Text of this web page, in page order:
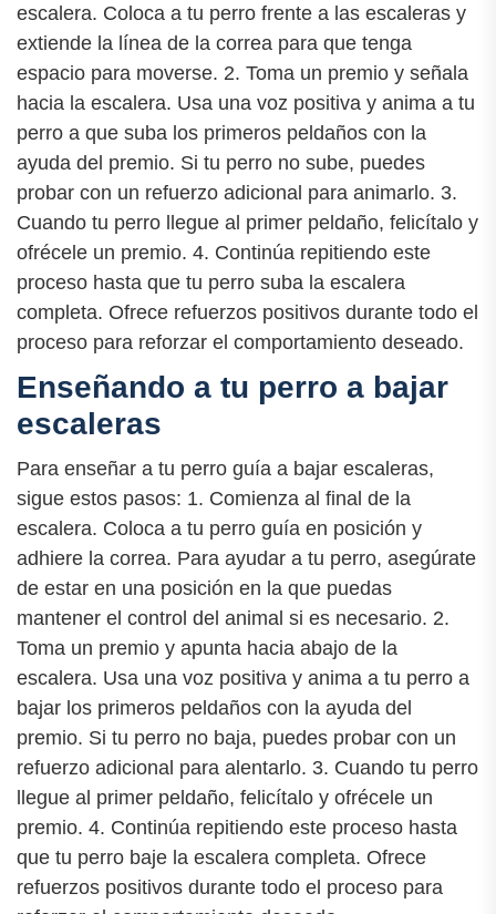
escalera. Coloca a tu perro frente a las escaleras y
extiende la línea de la correa para que tenga
espacio para moverse. 2. Toma un premio y señala
hacia la escalera. Usa una voz positiva y anima a tu
perro a que suba los primeros peldaños con la
ayuda del premio. Si tu perro no sube, puedes
probar con un refuerzo adicional para animarlo. 3.
Cuando tu perro llegue al primer peldaño, felicítalo y
ofrécele un premio. 4. Continúa repitiendo este
proceso hasta que tu perro suba la escalera
completa. Ofrece refuerzos positivos durante todo el
proceso para reforzar el comportamiento deseado.
Enseñando a tu perro a bajar
escaleras
Para enseñar a tu perro guía a bajar escaleras,
sigue estos pasos: 1. Comienza al final de la
escalera. Coloca a tu perro guía en posición y
adhiere la correa. Para ayudar a tu perro, asegúrate
de estar en una posición en la que puedas
mantener el control del animal si es necesario. 2.
Toma un premio y apunta hacia abajo de la
escalera. Usa una voz positiva y anima a tu perro a
bajar los primeros peldaños con la ayuda del
premio. Si tu perro no baja, puedes probar con un
refuerzo adicional para alentarlo. 3. Cuando tu perro
llegue al primer peldaño, felicítalo y ofrécele un
premio. 4. Continúa repitiendo este proceso hasta
que tu perro baje la escalera completa. Ofrece
refuerzos positivos durante todo el proceso para